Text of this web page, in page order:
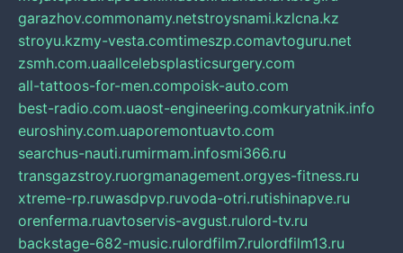
garazhov.commonamy.netstroysnami.kzlcna.kz
stroyu.kzmy-vesta.comtimeszp.comavtoguru.net
zsmh.com.uaallcelebsplasticsurgery.com
all-tattoos-for-men.compoisk-auto.com
best-radio.com.uaost-engineering.comkuryatnik.info
euroshiny.com.uaporemontuavto.com
searchus-nauti.rumirmam.infosmi366.ru
transgazstroy.ruorgmanagement.orgyes-fitness.ru
xtreme-rp.ruwasdpvp.ruvoda-otri.rutishinapve.ru
orenferma.ruavtoservis-avgust.rulord-tv.ru
backstage-682-music.rulordfilm7.rulordfilm13.ru